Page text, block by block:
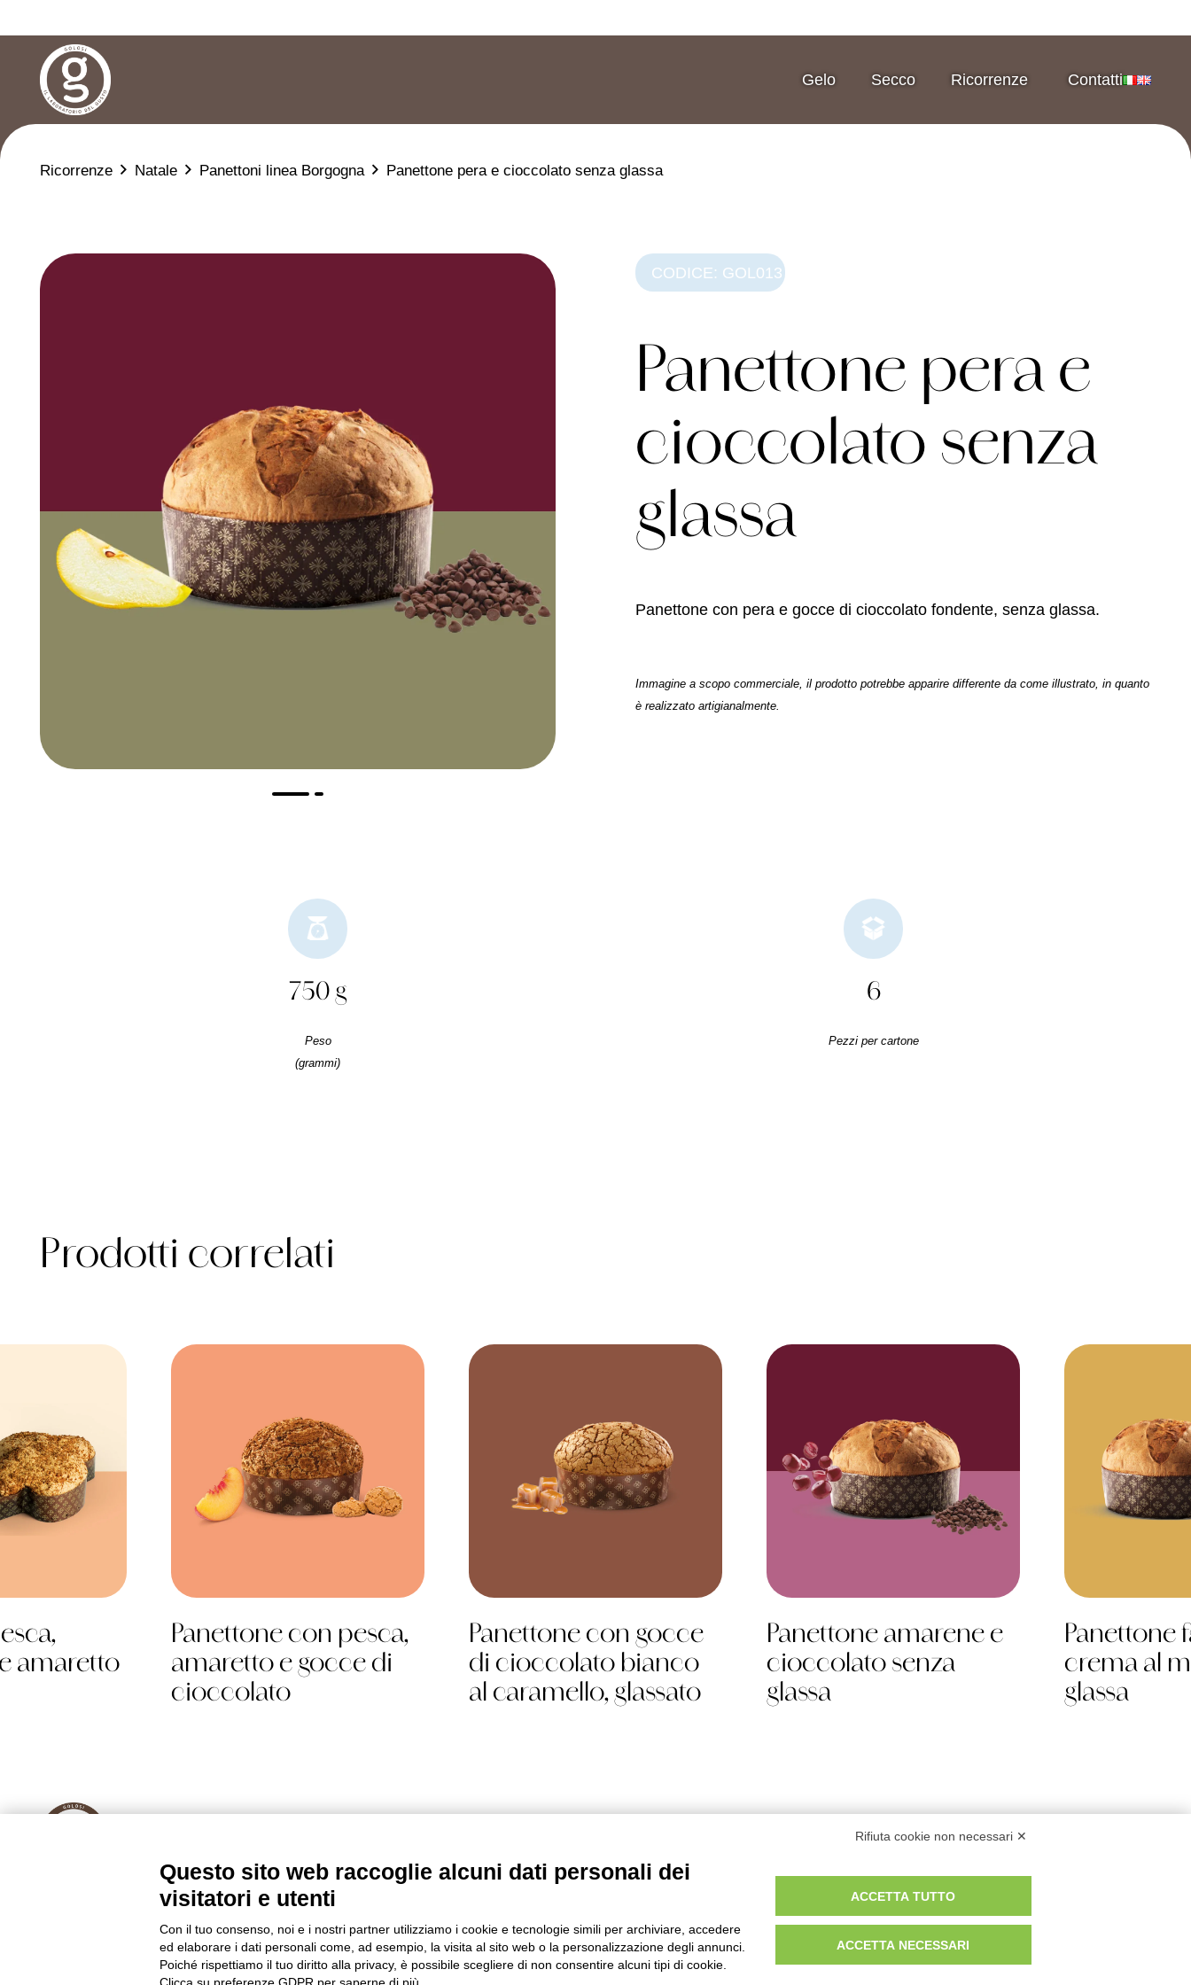
Gelo Secco Ricorrenze Contatti
Ricorrenze Natale Panettoni linea Borgogna Panettone pera e cioccolato senza glassa
CODICE: GOL013
Panettone pera e
cioccolato senza
glassa
Panettone con pera e gocce di cioccolato fondente, senza glassa.
Immagine a scopo commerciale, il prodotto potrebbe apparire differente da come illustrato, in quanto
è realizzato artigianalmente.
750 g
Peso
(grammi)
6
Pezzi per cartone
Prodotti correlati
amaretto
Panettone con pesca,
amaretto e gocce di
cioccolato
Panettone con gocce
di cioccolato bianco
al caramello, glassato
Panettone amarene e
cioccolato senza
glassa
Panettone
crema al
glassa
Golosi di Salute S.r.l.
Strada Tagliata 18 – Alba (CN) – Italy
Secco
Ricorrenze
Rifiuta cookie non necessari ✕
Questo sito web raccoglie alcuni dati personali dei
visitatori e utenti
Con il tuo consenso, noi e i nostri partner utilizziamo i cookie e tecnologie simili per archiviare, accedere
ed elaborare i dati personali come, ad esempio, la visita al sito web o la personalizzazione degli annunci.
Poiché rispettiamo il tuo diritto alla privacy, è possibile scegliere di non consentire alcuni tipi di cookie.
ACCETTA TUTTO
ACCETTA NECESSARI